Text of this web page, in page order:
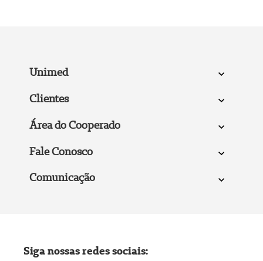
Unimed
Clientes
Área do Cooperado
Fale Conosco
Comunicação
Siga nossas redes sociais: